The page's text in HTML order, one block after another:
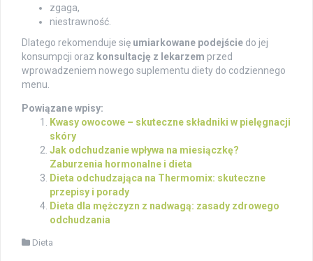
zgaga,
niestrawność.
Dlatego rekomenduje się umiarkowane podejście do jej
konsumpcji oraz konsultację z lekarzem przed
wprowadzeniem nowego suplementu diety do codziennego
menu.
Powiązane wpisy:
Kwasy owocowe – skuteczne składniki w pielęgnacji
skóry
Jak odchudzanie wpływa na miesiączkę?
Zaburzenia hormonalne i dieta
Dieta odchudzająca na Thermomix: skuteczne
przepisy i porady
Dieta dla mężczyzn z nadwagą: zasady zdrowego
odchudzania
Dieta